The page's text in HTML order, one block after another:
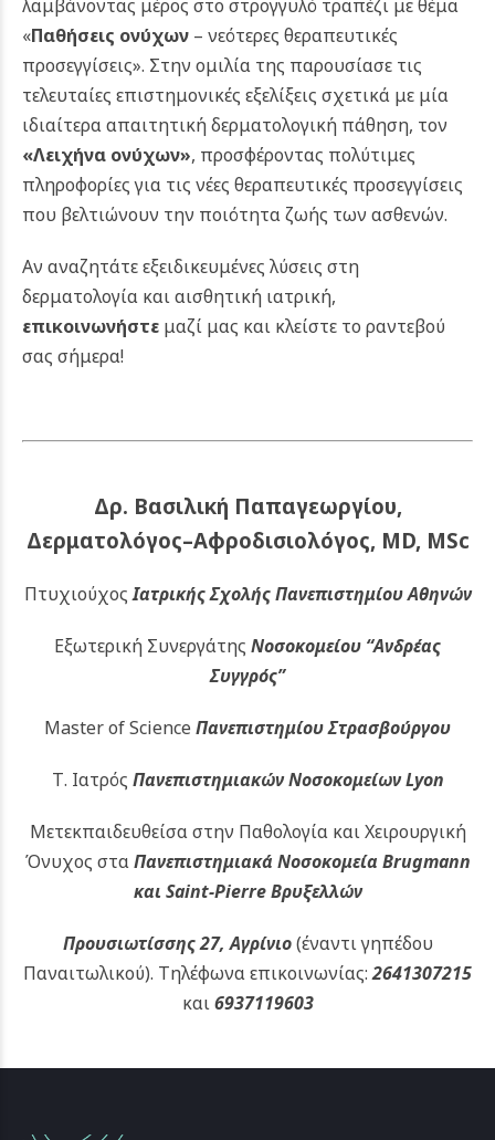
λαμβάνοντας μέρος στο στρογγυλό τραπέζι με θέμα
«Παθήσεις ονύχων – νεότερες θεραπευτικές
προσεγγίσεις». Στην ομιλία της παρουσίασε τις
τελευταίες επιστημονικές εξελίξεις σχετικά με μία
ιδιαίτερα απαιτητική δερματολογική πάθηση, τον
«Λειχήνα ονύχων», προσφέροντας πολύτιμες
πληροφορίες για τις νέες θεραπευτικές προσεγγίσεις
που βελτιώνουν την ποιότητα ζωής των ασθενών.
Αν αναζητάτε εξειδικευμένες λύσεις στη
δερματολογία και αισθητική ιατρική,
επικοινωνήστε μαζί μας και κλείστε το ραντεβού
σας σήμερα!
Δρ. Βασιλική Παπαγεωργίου,
Δερματολόγος–Αφροδισιολόγος, MD, MSc
ΠτυχιούχοςΙατρικής Σχολής Πανεπιστημίου Αθηνών
Εξωτερική Συνεργάτης Νοσοκομείου “Ανδρέας
Συγγρός”
Master of Science Πανεπιστημίου Στρασβούργου
Τ. Ιατρός Πανεπιστημιακών Νοσοκομείων Lyon
Μετεκπαιδευθείσα στην Παθολογία και Χειρουργική
Όνυχος σταΠανεπιστημιακά Νοσοκομεία Brugmann
και Saint-Pierre Βρυξελλών
Προυσιωτίσσης 27, Αγρίνιο(έναντι γηπέδου
Παναιτωλικού). Τηλέφωνα επικοινωνίας:2641307215
και6937119603